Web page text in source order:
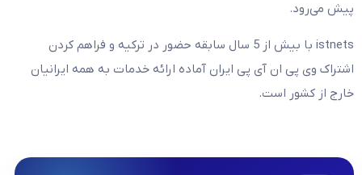
پیش می‌رود.
istnets با بیش از 5 سال سابقه حضور در ترکیه و فراهم کردن
اشتراک وی پی ان آی پی ایران آماده ارائه خدمات به همه ایرانیان
خارج از کشور است.